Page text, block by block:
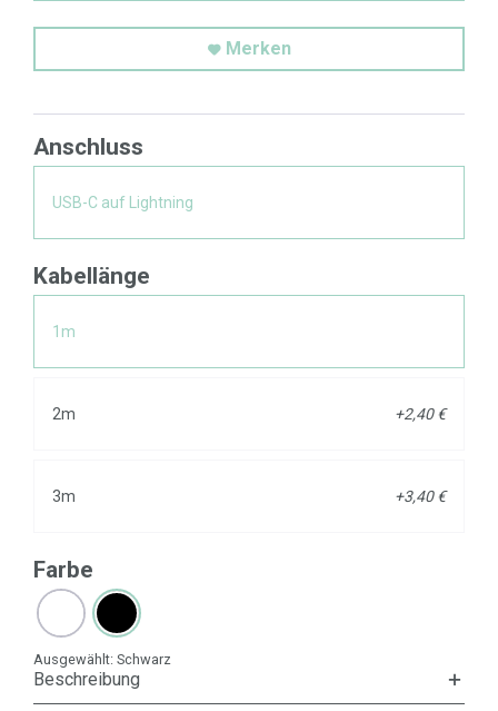
Merken
Anschluss
USB-C auf Lightning
Kabellänge
1m
2m +2,40 €
3m +3,40 €
Farbe
Ausgewählt: Schwarz
Beschreibung